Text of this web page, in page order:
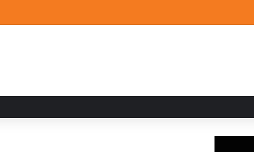
en el MUTVI 2026